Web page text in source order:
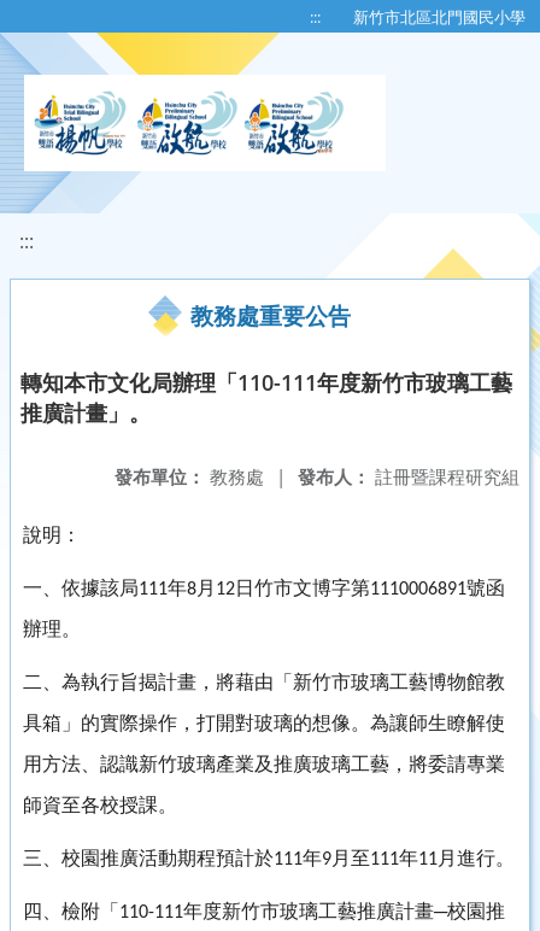
::: 新竹市北區北門國民小學
:::
教務處重要公告
轉知本市文化局辦理「110-111年度新竹市玻璃工藝
推廣計畫」。
發布人： 註冊暨課程研究組
發布單位： 教務處 |
說明：
一、依據該局111年8月 12日竹市文博字第1110006891號函
辦理。
二、為執行旨揭計畫，將藉由「新竹市玻璃工藝博物館教
具箱」的實際操作，打開對玻璃的想像。為讓師生瞭解使
用方法、認識新竹玻璃產業及推廣玻璃工藝，將委請專業
師資至各校授課。
三、校園推廣活動期程預計於111年9月至111年11月進行。
四、檢附「 110-111年度新竹市玻璃工藝推廣計畫─校園推